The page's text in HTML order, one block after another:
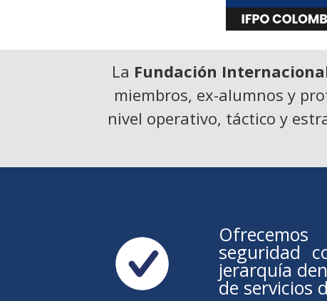
La Fundación
miembros, ex-alumnos y
nivel operativo, táctico y
seguridad
jerarquía
de servicios